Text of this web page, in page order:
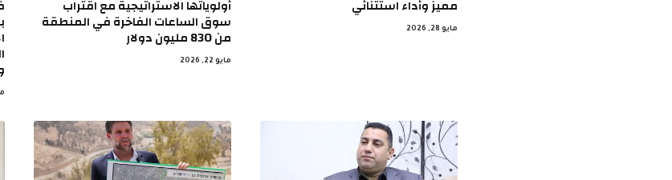
مميز وأداء استثنائي
مايو 28, 2026
أولوياتها الاستراتيجية مع اقتراب
سوق الساعات الفاخرة في المنطقة
من 830 مليون دولار
مايو 22, 2026